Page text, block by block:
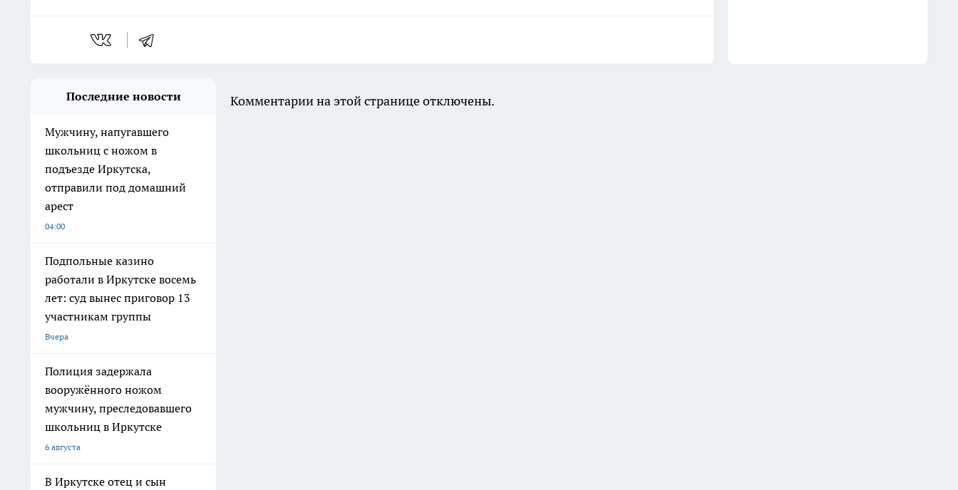
Последние новости
Мужчину, напугавшего
школьниц с ножом в
подъезде Иркутска,
отправили под домашний
арест
04:00
Подпольные казино
работали в Иркутске восемь
лет: суд вынес приговор 13
участникам группы
Вчера
Полиция задержала
вооружённого ножом
мужчину, преследовавшего
школьниц в Иркутске
6 августа
В Иркутске отец и сын
Комментарии на этой странице отключены.